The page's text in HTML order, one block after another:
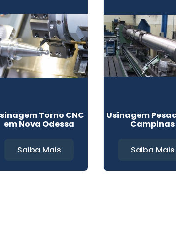
Torno CNC
em Nova Odessa
Saiba Mais
Usinagem
Campinas
Saiba Mais